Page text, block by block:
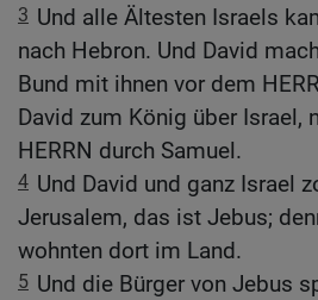
3 Und alle Ältesten Israels
nach Hebron. Und David
Bund mit ihnen vor dem
David zum König über Israel,
HERRN durch Samuel.
4 Und David und ganz Israel
Jerusalem, das ist Jebus;
wohnten dort im Land.
5 Und die Bürger von Jebus